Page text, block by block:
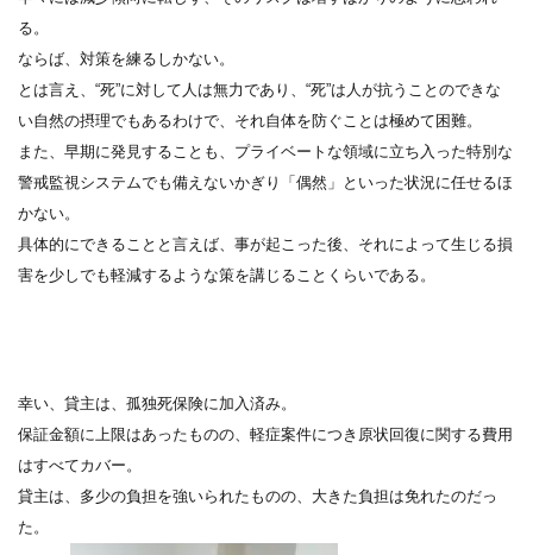
る。
ならば、対策を練るしかない。
とは言え、“死”に対して人は無力であり、“死”は人が抗うことのできな
い自然の摂理でもあるわけで、それ自体を防ぐことは極めて困難。
また、早期に発見することも、プライベートな領域に立ち入った特別な
警戒監視システムでも備えないかぎり「偶然」といった状況に任せるほ
かない。
具体的にできることと言えば、事が起こった後、それによって生じる損
害を少しでも軽減するような策を講じることくらいである。
幸い、貸主は、孤独死保険に加入済み。
保証金額に上限はあったものの、軽症案件につき原状回復に関する費用
はすべてカバー。
貸主は、多少の負担を強いられたものの、大きた負担は免れたのだっ
た。